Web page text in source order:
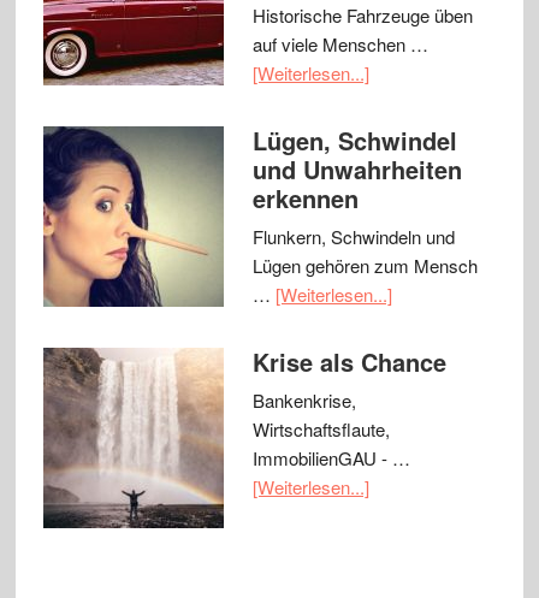
Historische Fahrzeuge üben
auf viele Menschen …
[Weiterlesen...]
Lügen, Schwindel
und Unwahrheiten
erkennen
Flunkern, Schwindeln und
Lügen gehören zum Mensch
… [Weiterlesen...]
Krise als Chance
Bankenkrise,
Wirtschaftsflaute,
ImmobilienGAU - …
[Weiterlesen...]